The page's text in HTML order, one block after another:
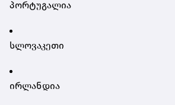
პორტუგალია
სლოვაკეთი
ირლანდია